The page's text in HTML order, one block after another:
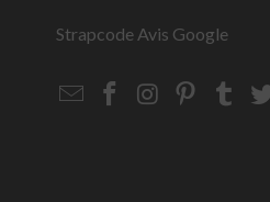
Strapcode Avis Google
EmailStrapcode